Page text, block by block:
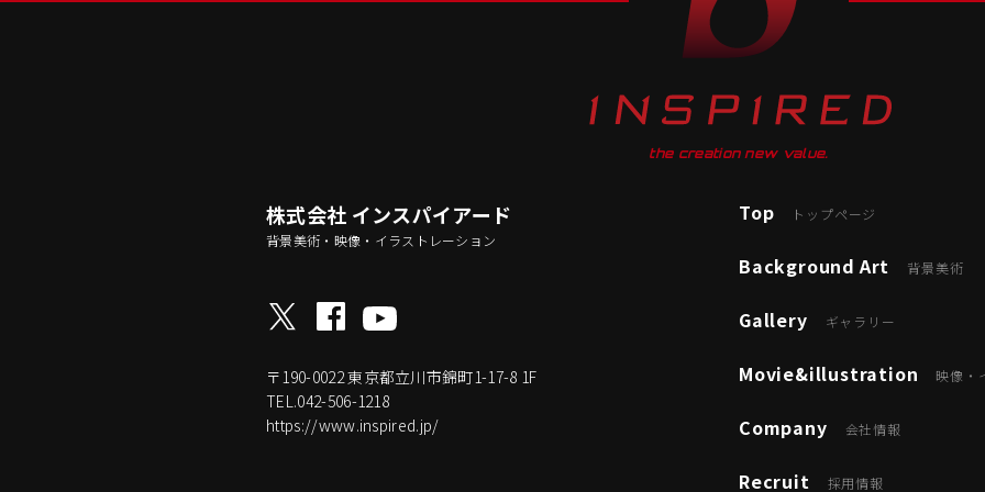
the creation new value.
株式会社 インスパイアード
背景美術・映像・イラストレーション
Top トップページ
Background Art 背景美術
Gallery ギャラリー
Movie&illustration 映像・
Company 会社情報
Recruit 採用情報
〒190-0022東京都立川市錦町1-17-8 1F
TEL.042-506-1218
https://www.inspired.jp/